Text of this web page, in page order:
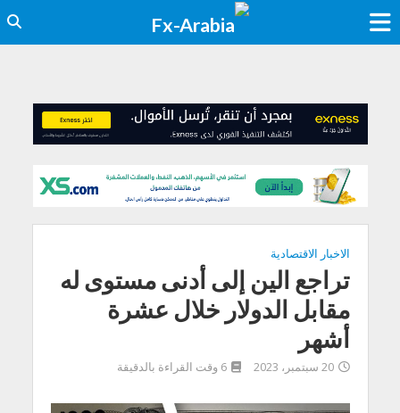
الاخبار الاقتصادية
تراجع الين إلى أدنى مستوى له
مقابل الدولار خلال عشرة
أشهر
20 سبتمبر، 2023 6 وقت القراءة بالدقيقة